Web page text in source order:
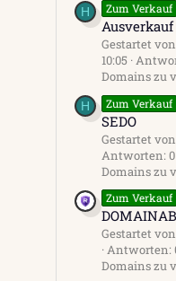
H Zum Verkauf
Ausverkauf
Gestartet
10:05
Domains zu
H Zum Verkauf
SEDO
Gestartet
Antworten: 0
Domains zu
Zum Verkauf
Gestartet
Antworten:
Domains zu